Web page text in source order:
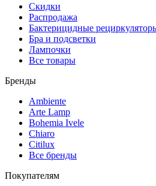
Скидки
Распродажа
Бактерицидные
Бра и подсветки
Лампочки
Все товары
Бренды
Ambiente
Arte Lamp
Bohemia Ivele
Chiaro
Citilux
Все бренды
Покупателям